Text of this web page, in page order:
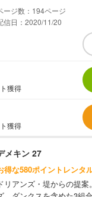
194
信日：2020/11/20
獲得
獲得
メキン 27
得な580ポイントレンタ
リアンズ・堤からの提